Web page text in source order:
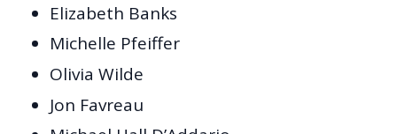
Elizabeth Banks
Michelle Pfeiffer
Olivia Wilde
Jon Favreau